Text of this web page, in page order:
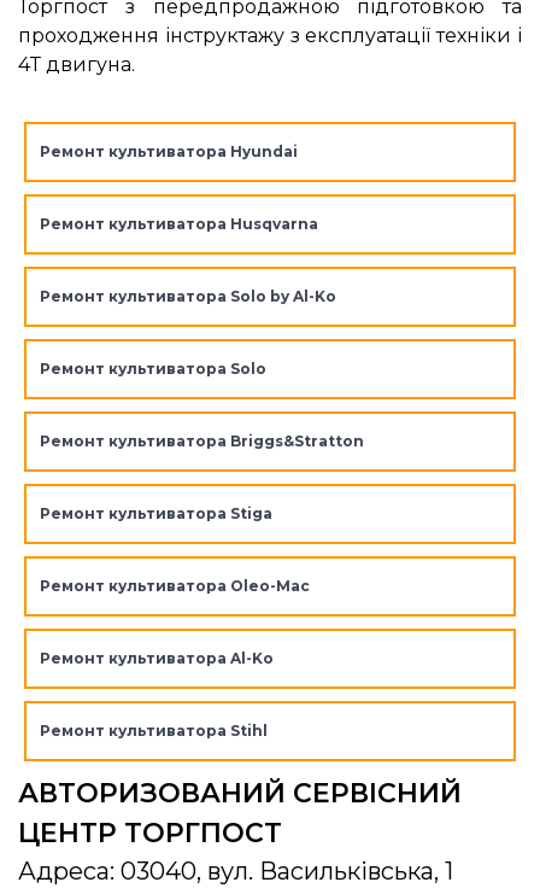
Торгпост з передпродажною підготовкою та
проходження інструктажу з експлуатації техніки і
4Т двигуна.
Ремонт культиватора Hyundai
Ремонт культиватора Husqvarna
Ремонт культиватора Solo by Al-Ko
Ремонт культиватора Solo
Ремонт культиватора Briggs&Stratton
Ремонт культиватора Stiga
Ремонт культиватора Oleo-Mac
Ремонт культиватора Al-Ko
Ремонт культиватора Stihl
АВТОРИЗОВАНИЙ СЕРВІСНИЙ
ЦЕНТР ТОРГПОСТ
Адреса: 03040, вул. Васильківська, 1